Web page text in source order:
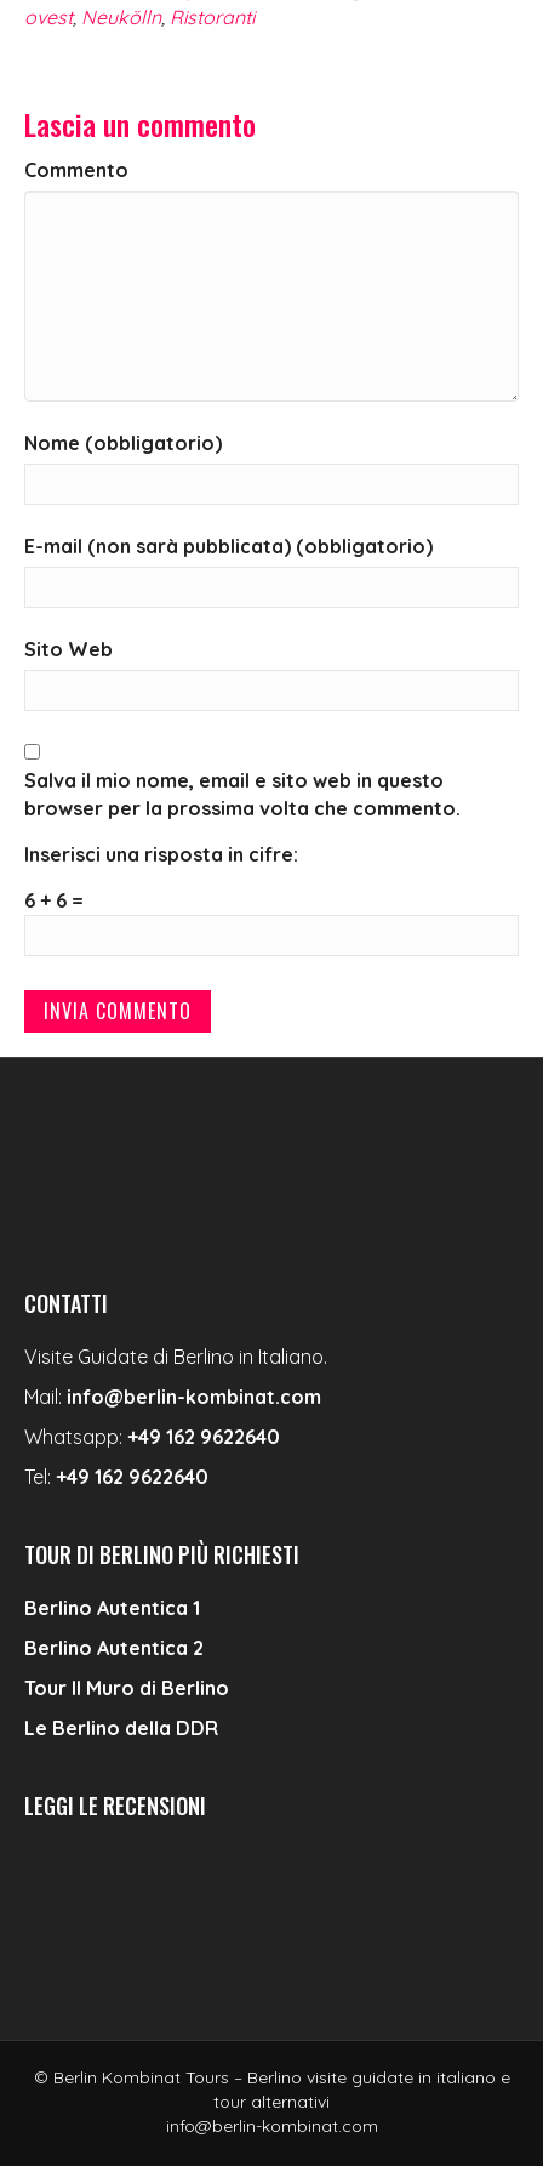
ovest, Neukölln, Ristoranti
Lascia un commento
Commento
Nome (obbligatorio)
E-mail (non sarà pubblicata) (obbligatorio)
Sito Web
Salva il mio nome, email e sito web in questo
browser per la prossima volta che commento.
Inserisci una risposta in cifre:
6 + 6 =
CONTATTI
Visite Guidate di Berlino in Italiano.
Mail: info@berlin-kombinat.com
Whatsapp: +49 162 9622640
Tel: +49 162 9622640
TOUR DI BERLINO PIÙ RICHIESTI
Berlino Autentica 1
Berlino Autentica 2
Tour Il Muro di Berlino
Le Berlino della DDR
LEGGI LE RECENSIONI
© Berlin Kombinat Tours – Berlino visite guidate in italiano e
tour alternativi
info@berlin-kombinat.com